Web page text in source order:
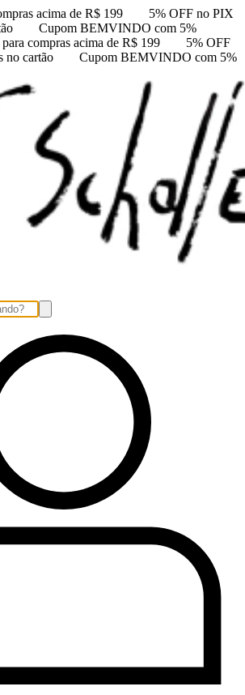
acima de R$ 199
5% OFF no PIX
Cupom BEMVINDO com 5%
compras acima de R$ 199
5% OFF
no cartão
Cupom BEMVINDO com 5%